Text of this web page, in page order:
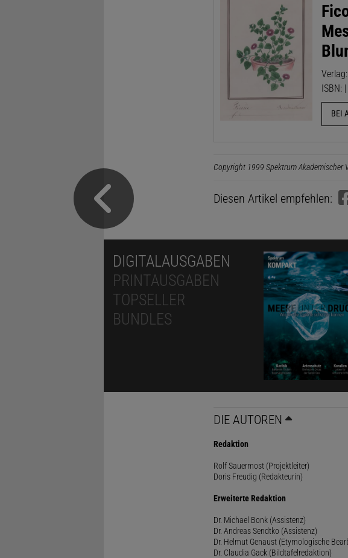
ISBN:
BEI
Copyright 1999 Spektrum Akademischer
Diesen Artikel empfehlen:
DIGITALAUSGABEN
PRINTAUSGABEN
TOPSELLER
BUNDLES
DIE AUTOREN
Redaktion
Rolf Sauermost (Projektleiter)
Doris Freudig (Redakteurin)
Erweiterte Redaktion
Dr. Michael Bonk (Assistenz)
Dr. Andreas Sendtko (Assistenz)
Dr. Helmut Genaust (Etymologische
Dr. Claudia Gack (Bildtafelredaktion)